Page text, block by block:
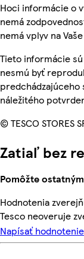
Hoci informácie o
nemá
nemá vplyv na
Tieto informácie
nesmú byť
predchádzajúceho
náležitého
© TESCO STORES
Zatiaľ bez
Pomôžte
Hodnotenia
Tesco neoveruje
Napísať hodnotenie